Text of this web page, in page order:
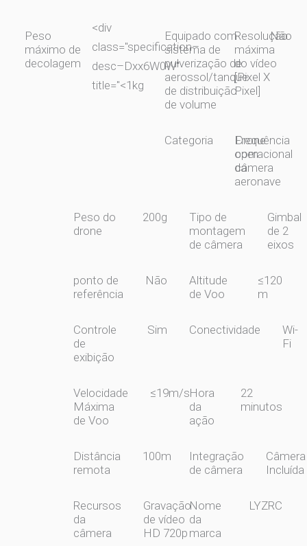
Peso
máximo de
decolagem
<div
class="specification–
desc–Dxx6W0W"
title="<1kg
Equipado com
sistema de
pulverização de
aerossol/tanque
de distribuição
de volume
Não
Resolução
máxima
do vídeo
[Pixel X
Pixel]
Categoria
Drone
com
câmera
Frequência
operacional
da
aeronave
Peso do
drone
200g
Tipo de
montagem
de câmera
Gimbal
de 2
eixos
ponto de
referência
Não
Altitude
de Voo
≤120
m
Controle
de
exibição
Sim Conectividade
Wi-
Fi
Velocidade
Máxima
de Voo
≤19m/sHora
da
ação
22
minutos
Distância
remota
100m
Integração
de câmera
Câmera
Incluída
Recursos
da
câmera
Gravação
de vídeo
HD 720p
Nome
da
marca
LYZRC